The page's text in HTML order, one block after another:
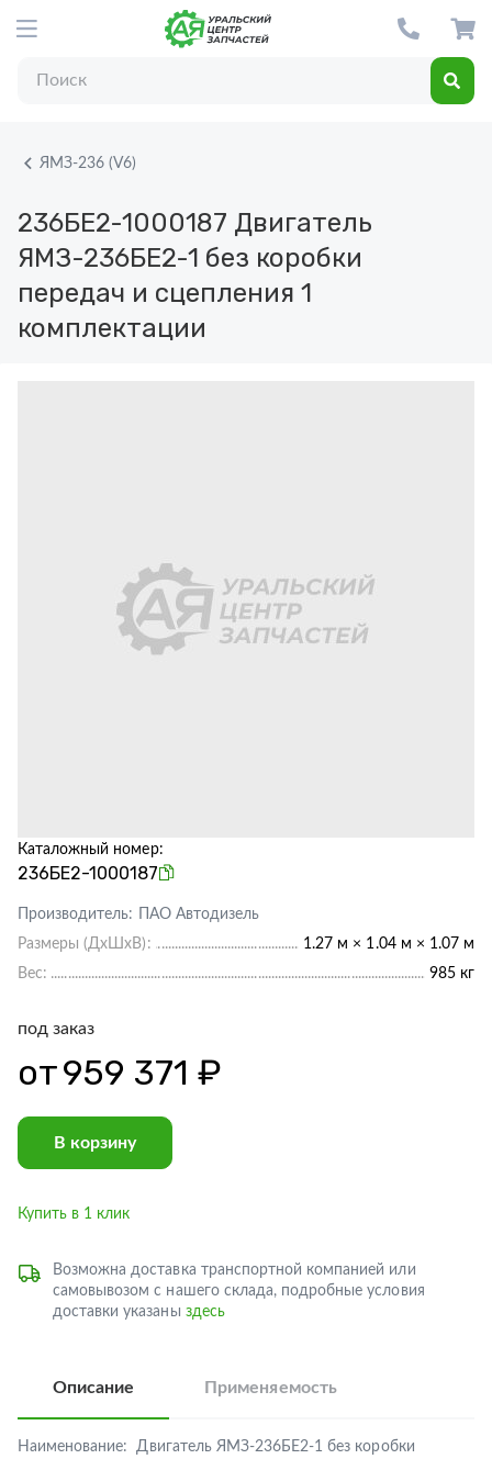
ЯМЗ-236 (V6)
236БЕ2-1000187 Двигатель
ЯМЗ-236БЕ2-1 без коробки
передач и сцепления 1
комплектации
Каталожный номер:
236БЕ2-1000187
Производитель:
ПАО Автодизель
Размеры (ДхШхВ):
1.27 м × 1.04 м × 1.07 м
Вес:
985 кг
под заказ
от959 371 ₽
В корзину
Купить в 1 клик
Возможна доставка транспортной компанией или
самовывозом с нашего склада, подробные условия
доставки указаны здесь
Описание Применяемость
Наименование:
Двигатель ЯМЗ-236БЕ2-1 без коробки